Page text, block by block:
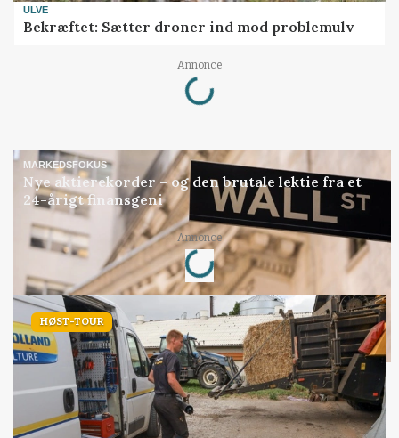
ULVE
Bekræftet: Sætter droner ind mod problemulv
Annonce
Loading...
MARKEDSFOKUS
Nye aktierekorder – og den brutale lektie fra et
24-årigt finansgeni
Annonce
Loading...
HØST-TOUR